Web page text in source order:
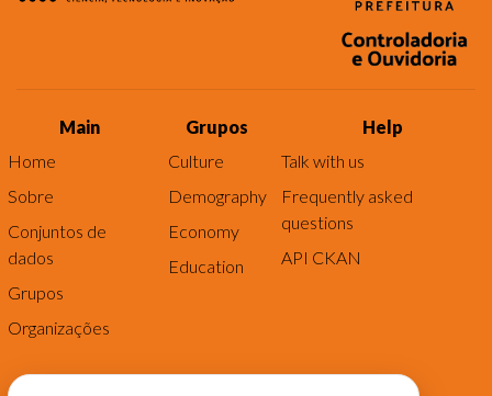
Main
Home
Sobre
Conjuntos de
dados
Grupos
Organizações
Grupos
Culture
Demography
Economy
Education
Help
Talk with us
Frequently asked
questions
API CKAN